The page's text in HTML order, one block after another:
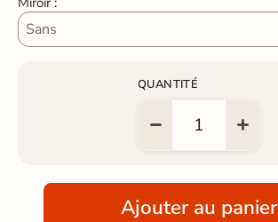
QUANTITÉ
Ajouter au panier